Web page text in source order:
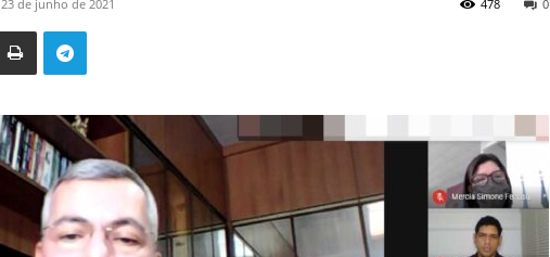
23 de junho de 2021 0
478